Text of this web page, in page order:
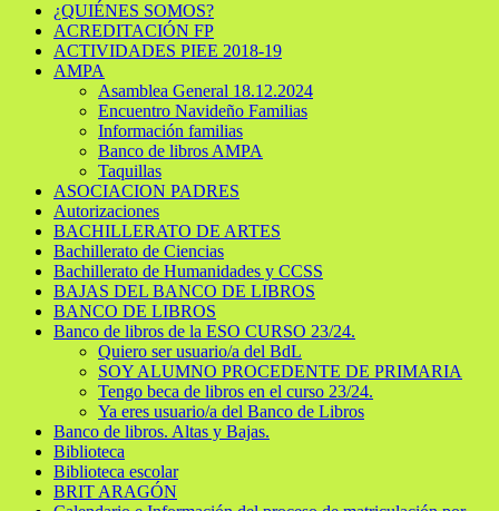
¿QUIÉNES SOMOS?
ACREDITACIÓN FP
ACTIVIDADES PIEE 2018-19
AMPA
Asamblea General 18.12.2024
Encuentro Navideño Familias
Información familias
Banco de libros AMPA
Taquillas
ASOCIACION PADRES
Autorizaciones
BACHILLERATO DE ARTES
Bachillerato de Ciencias
Bachillerato de Humanidades y CCSS
BAJAS DEL BANCO DE LIBROS
BANCO DE LIBROS
Banco de libros de la ESO CURSO 23/24.
Quiero ser usuario/a del BdL
SOY ALUMNO PROCEDENTE DE PRIMARIA
Tengo beca de libros en el curso 23/24.
Ya eres usuario/a del Banco de Libros
Banco de libros. Altas y Bajas.
Biblioteca
Biblioteca escolar
BRIT ARAGÓN